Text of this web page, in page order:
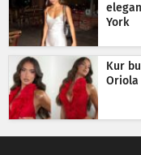
York
Kur
Oriola